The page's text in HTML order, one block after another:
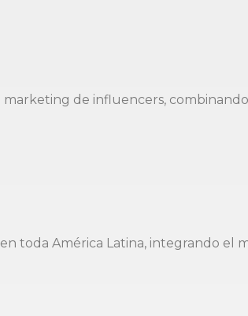
de influencers,
toda América Latina, integrando el